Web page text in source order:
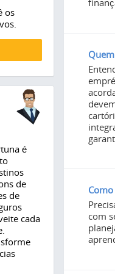
com
os
é
de
de
cada